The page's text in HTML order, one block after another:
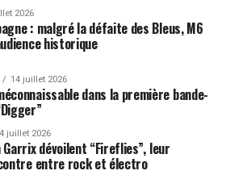
2026
: malgré la défaite des Bleus, M6
historique
14 juillet 2026
dans la première bande-
juillet 2026
dévoilent “Fireflies”, leur
entre rock et électro